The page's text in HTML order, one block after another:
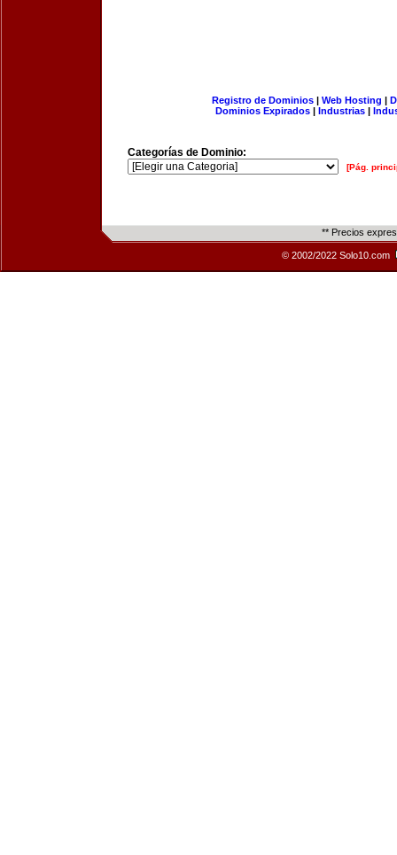
Registro de Dominios| Web Hosting |
Dominios Expirados | Industrias |
Categorías de Dominio:
[Pág.
** Precios
© 2002/2022 Solo10.com